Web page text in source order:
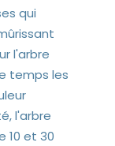
qui
l'arbre
temps les
l'arbre
10 et 30